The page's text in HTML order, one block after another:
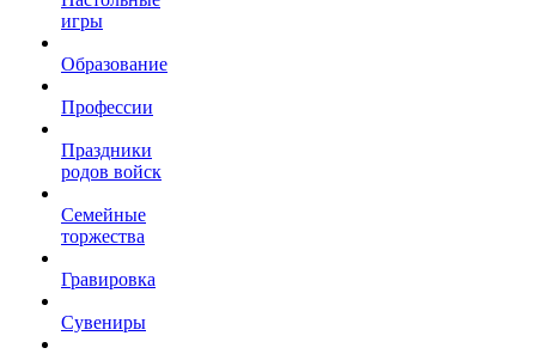
игры
Образование
Профессии
Праздники
родов войск
Семейные
торжества
Гравировка
Сувениры